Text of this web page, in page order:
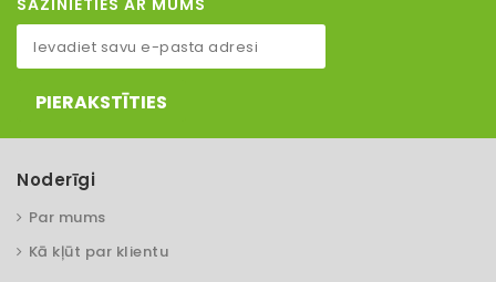
SAZINIETIES AR MUMS
PIERAKSTĪTIES
Noderīgi
Par mums
Kā kļūt par klientu